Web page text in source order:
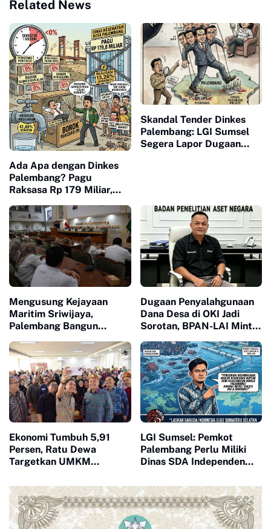
Related News
Ada Apa dengan Dinkes
Palembang? Pagu
Raksasa Rp 179 Miliar,
di Semester Satu
Skandal Tender Dinkes
Palembang: LGI Sumsel
Segera Lapor Dugaan
Mengusung Kejayaan
Maritim Sriwijaya,
Palembang Bangun
Kapal
Dugaan Penyalahgunaan
Dana Desa di OKI Jadi
Sorotan, BPAN-LAI Minta
Dipercepat
Ekonomi Tumbuh 5,91
Persen, Ratu Dewa
Targetkan UMKM
Kelas
LGI Sumsel: Pemkot
Palembang Perlu Miliki
Dinas SDA Independen